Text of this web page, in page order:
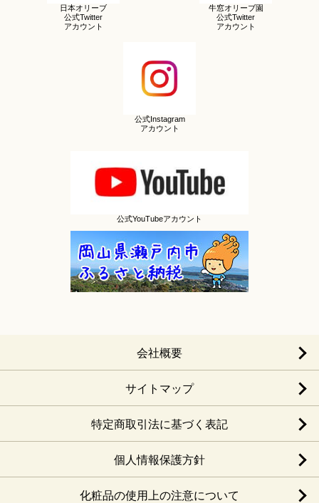
日本オリーブ
公式Twitter
アカウント
牛窓オリーブ園
公式Twitter
アカウント
公式Instagram
アカウント
公式YouTubeアカウント
会社概要
サイトマップ
特定商取引法に基づく表記
個人情報保護方針
化粧品の使用上の注意について